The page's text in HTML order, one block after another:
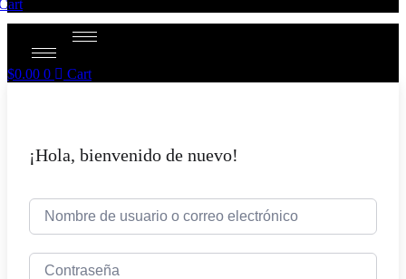
$0.00 0 Cart
¡Hola, bienvenido de nuevo!